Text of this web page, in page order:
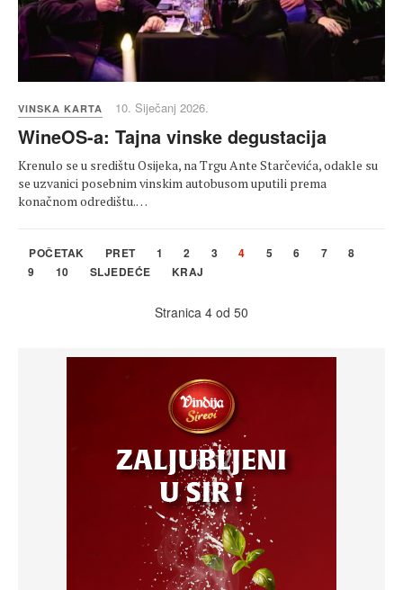
VINSKA KARTA 10. Siječanj 2026.
WineOS-a: Tajna vinske degustacija
Krenulo se u središtu Osijeka, na Trgu Ante Starčevića, odakle su
se uzvanici posebnim vinskim autobusom uputili prema
konačnom odredištu.…
POČETAK PRET 1 2 3 4 5 6 7
8
9
10 SLJEDEĆE KRAJ
Stranica 4 od 50